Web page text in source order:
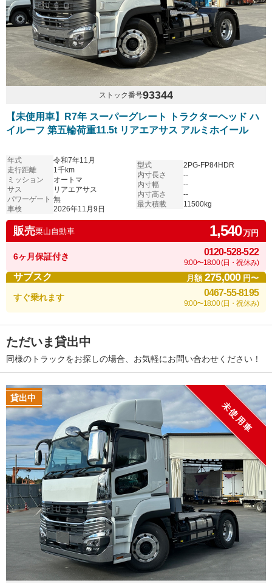
ストック番号93344
【未使用車】R7年 スーパーグレート トラクターヘッド ハ
イルーフ 第五輪荷重11.5t リアエアサス アルミホイール
年式
令和7年11月
走行距離
1千km
ミッション
オートマ
サス
リアエアサス
パワーゲート 無
車検
2026年11月9日
型式
2PG-FP84HDR
内寸長さ
--
内寸幅
--
内寸高さ
--
最大積載
11500kg
販売栗山自動車 1,540万円
6ヶ月保証付き 0120-528-522
9:00〜18:00 (日・祝休み)
サブスク 月額275,000円〜
すぐ乗れます 0467-55-8195
9:00〜18:00 (日・祝休み)
ただいま貸出中
同様のトラックをお探しの場合、お気軽にお問い合わせください！
貸出中
未使用車